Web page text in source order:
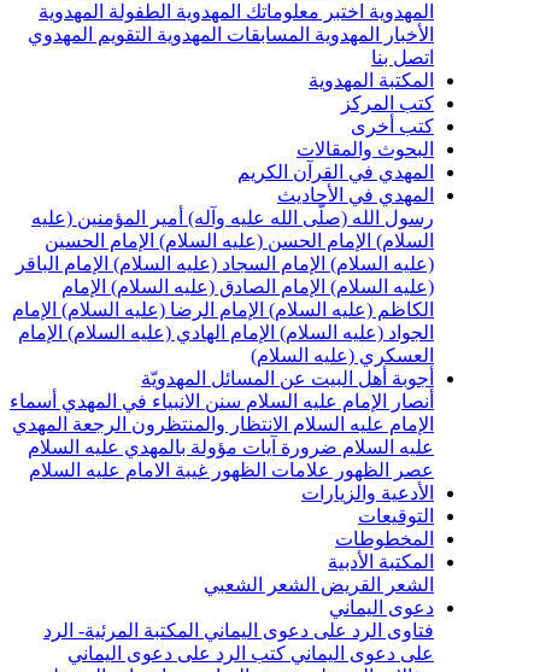
اختبر معلوماتك المهدويةالطفولة المهدوية
المهدويةالمسابقات المهدويةالتقويم المهدوي
المهدوية
والمقالات
في القرآن الكريم
في الأحاديث
الله (صلّى الله عليه وآله) أمير المؤمنين (عليه
الإمام الحسن (عليه السلام) الإمام الحسين
الإمام السجاد (عليه السلام) الإمام الباقر
الإمام الصادق (عليه السلام) الإمام
(عليه السلام) الإمام الرضا (عليه السلام) الإمام
(عليه السلام) الإمام الهادي (عليه السلام) الإمام
(عليه السلام)
أهل البيت عن المسائل المهدويّة
الإمام عليه السلامسنن الانبياء في المهديأسماء
عليه السلامالانتظار والمنتظرونالرجعةالمهدي
السلام ضرورة آيات مؤولة بالمهدي عليه السلام
علامات الظهورغيبة الامام عليه السلام
والزيارات
الأدبية
الشعر الشعبي
اليماني
الرد على دعوى اليماني المكتبة المرئية- الرد
دعوى اليماني كتب الرد على دعوى اليماني